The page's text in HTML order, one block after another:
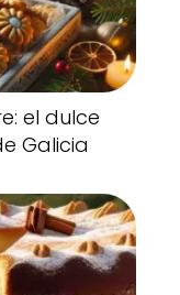
el dulce
Galicia